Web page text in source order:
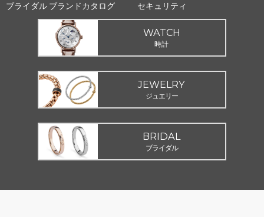
ブライダル ブランドカタログ
セキュリティ
WATCH
時計
JEWELRY
ジュエリー
BRIDAL
ブライダル